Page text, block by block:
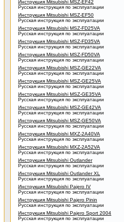
Инструкция Mitsubishi MSZ-EF42
Русская инструкция по эксплуатации
Инструкция Mitsubishi MSZ-EF50
Русская инструкция по эксплуатации
Инструкция Mitsubishi MSZ-FD25VA
Русская инструкция по эксплуатации
Инструкция Mitsubishi MSZ-FD35VA
Русская инструкция по эксплуатации
Инструкция Mitsubishi MSZ-FD50VA
Русская инструкция по эксплуатации
Инструкция Mitsubishi MSZ-GE22VA
Русская инструкция по эксплуатации
Инструкция Mitsubishi MSZ-GE25VA
Русская инструкция по эксплуатации
Инструкция Mitsubishi MSZ-GE35VA
Русская инструкция по эксплуатации
Инструкция Mitsubishi MSZ-GE42VA
Русская инструкция по эксплуатации
Инструкция Mitsubishi MSZ-GE50VA
Русская инструкция по эксплуатации
Инструкция Mitsubishi MXZ-2A40VA
Русская инструкция по эксплуатации
Инструкция Mitsubishi MXZ-2A52VA
Русская инструкция по эксплуатации
Инструкция Mitsubishi Outlander
Русская инструкция по эксплуатации
Инструкция Mitsubishi Outlander XL
Русская инструкция по эксплуатации
Инструкция Mitsubishi Pajero IV
Русская инструкция по эксплуатации
Инструкция Mitsubishi Pajero Pinin
Русская инструкция по эксплуатации
Инструкция Mitsubishi Pajero Sport 2004
Русская инструкция по эксплуатации